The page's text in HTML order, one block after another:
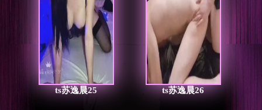
ts苏逸晨25 ts苏逸晨26